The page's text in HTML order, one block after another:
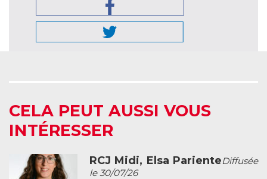
CELA PEUT AUSSI VOUS
INTÉRESSER
RCJ Midi, Elsa ParienteDiffusée
le 30/07/26